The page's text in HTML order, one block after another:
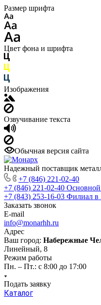
Размер шрифта
Цвет фона и шрифта
Изображения
Озвучивание текста
Обычная версия сайта
Надежный поставщик
+7 (846) 221-02-40
+7 (846) 221-02-40
+7 (843) 253-16-03 Филиал в
Заказать звонок
E-mail
info@monarhh.ru
Адрес
Ваш город: Набережные
Линейный, 8
Режим работы
Пн. – Пт.: с 8:00 до 17:00
Подать заявку
Каталог